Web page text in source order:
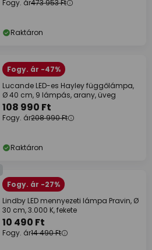
Fogy. ár473 953 Ft
Raktáron
Fogy. ár -47%
Lucande LED-es Hayley függőlámpa,
Ø 40 cm, 9 lámpás, arany, üveg
108 990 Ft
Fogy. ár208 990 Ft
Raktáron
Fogy. ár -27%
Lindby LED mennyezeti lámpa Pravin, Ø
30 cm, 3.000 K, fekete
10 490 Ft
Fogy. ár14 490 Ft